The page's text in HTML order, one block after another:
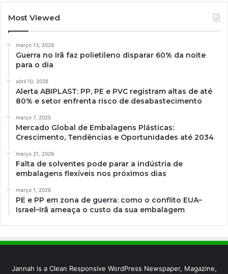
Most Viewed
março 13, 2026
Guerra no Irã faz polietileno disparar 60% da noite
para o dia
abril 10, 2026
Alerta ABIPLAST: PP, PE e PVC registram altas de até
80% e setor enfrenta risco de desabastecimento
março 7, 2025
Mercado Global de Embalagens Plásticas:
Crescimento, Tendências e Oportunidades até 2034
março 21, 2026
Falta de solventes pode parar a indústria de
embalagens flexíveis nos próximos dias
março 1, 2026
PE e PP em zona de guerra: como o conflito EUA–
Israel–Irã ameaça o custo da sua embalagem
Jannah is a Clean Responsive WordPress Newspaper, Magazine,